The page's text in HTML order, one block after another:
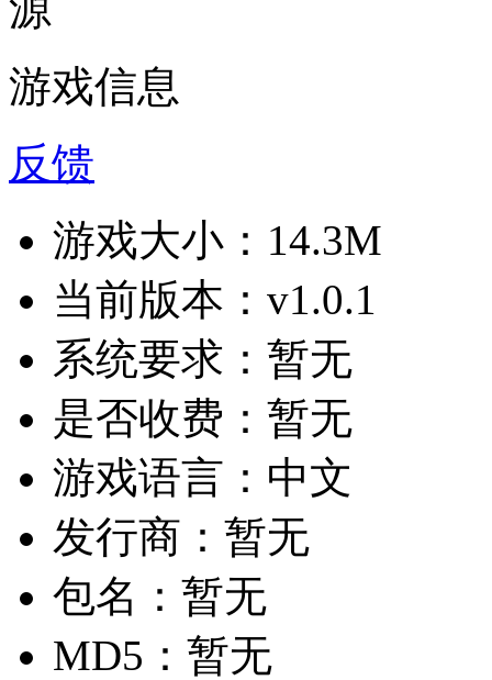
游戏信息
反馈
游戏大小： 14.3M
当前版本： v1.0.1
系统要求： 暂无
是否收费： 暂无
游戏语言： 中文
发行商： 暂无
包名： 暂无
MD5： 暂无